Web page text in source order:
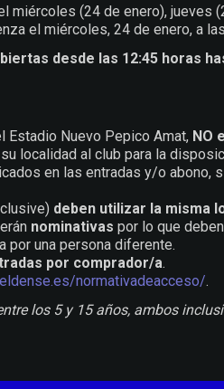
miércoles (24 de enero), jueves
el miércoles, 24 de enero, a
desde las 12:45 horas
Estadio Nuevo Pepico Amat, NO
localidad al club para la
en las entradas y/o abono,
deben utilizar la misma
nominativas por lo que
por una persona diferente.
por comprador/a.
normativadeacceso/.
los 5 y 15 años, ambos